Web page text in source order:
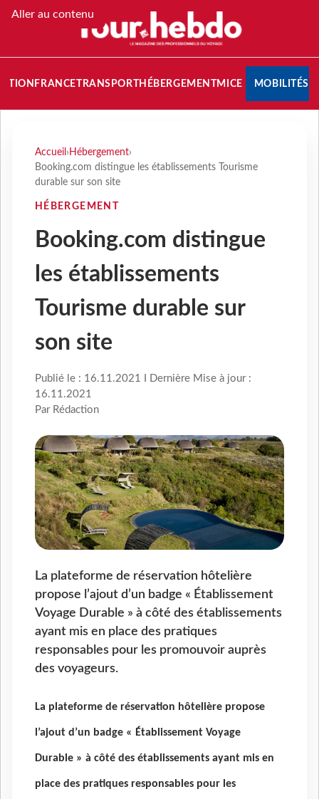
Aller au contenu
FRANCETRANSPORT HÉBERGEMENTMICE MOBILITÉS
Accueil › Hébergement›
Booking.com distingue les établissements Tourisme
durable sur son site
HÉBERGEMENT
Booking.com distingue
les établissements
Tourisme durable sur
son site
Publié le : 16.11.2021 I Dernière Mise à jour :
16.11.2021
Par Rédaction
La plateforme de réservation hôtelière
propose l’ajout d’un badge « Établissement
Voyage Durable » à côté des établissements
ayant mis en place des pratiques
responsables pour les promouvoir auprès
des voyageurs.
La plateforme de réservation hôtelière propose
l’ajout d’un badge « Établissement Voyage
Durable » à côté des établissements ayant mis en
place des pratiques responsables pour les